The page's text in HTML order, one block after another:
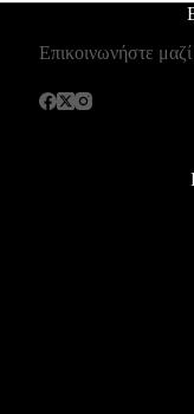
Επικοινωνήστε